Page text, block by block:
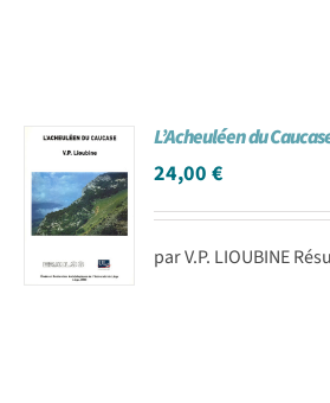
L’Acheuléen du
24,00€
par V.P. LIOUBINE